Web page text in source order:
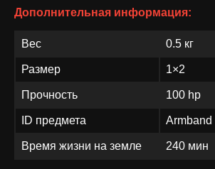
Дополнительная информация:
Вес 0.5 кг
Размер 1×2
Прочность 100 hp
ID предмета Armband
Время жизни на земле 240 мин